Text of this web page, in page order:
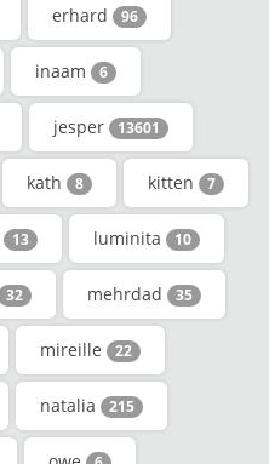
erhard 96
inaam 6
jesper 13601
kath 8 kitten 7
13 luminita 10
32 mehrdad 35
mireille 22
natalia 215